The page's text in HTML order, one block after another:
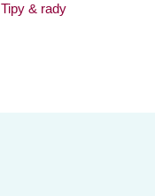
Tipy & rady